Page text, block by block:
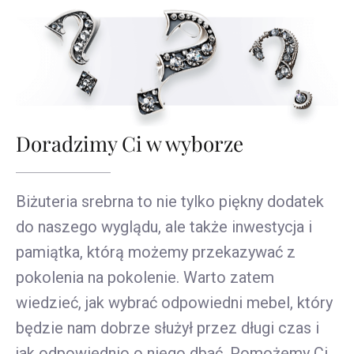
Doradzimy Ci w wyborze
Biżuteria srebrna to nie tylko piękny dodatek
do naszego wyglądu, ale także inwestycja i
pamiątka, którą możemy przekazywać z
pokolenia na pokolenie. Warto zatem
wiedzieć, jak wybrać odpowiedni mebel, który
będzie nam dobrze służył przez długi czas i